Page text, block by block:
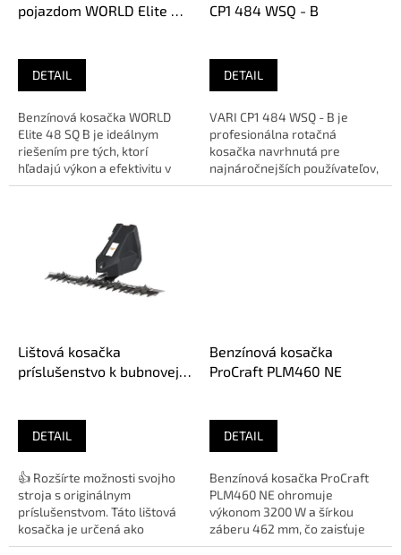
pojazdom WORLD Elite 48
DETAIL
Benzínová kosačka WORLD
Elite 48 SQ B je ideálnym
riešením pre tých, ktorí
hľadajú výkon a efektivitu v
jednom balení. Ponúka
CP1 484 WSQ - B
DETAIL
VARI CP1 484 WSQ - B je
profesionálna rotačná
kosačka navrhnutá pre
najnáročnejších používateľov,
ktorí vyžadujú
Lištová kosačka
príslušenstvo k bubnovej
DETAIL
👍 Rozšírte možnosti svojho
stroja s originálnym
príslušenstvom. Táto lištová
kosačka je určená ako
prídavný modul pre model
Benzínová kosačka
ProCraft PLM460 NE
DETAIL
Benzínová kosačka ProCraft
PLM460 NE ohromuje
výkonom 3200 W a šírkou
záberu 462 mm, čo zaisťuje
efektívne kosenie aj v